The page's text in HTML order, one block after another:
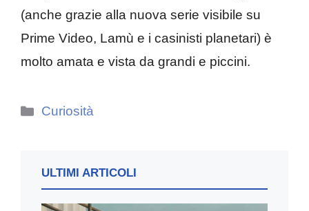
(anche grazie alla nuova serie visibile su
Prime Video, Lamù e i casinisti planetari) è
molto amata e vista da grandi e piccini.
Categorie
Curiosità
ULTIMI ARTICOLI